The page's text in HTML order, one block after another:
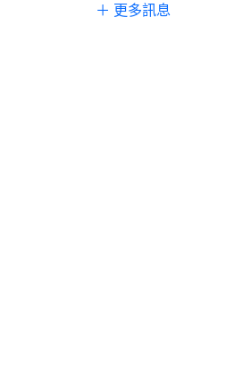
＋ 更多訊息